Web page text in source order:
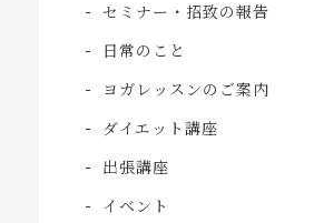
セミナー・招致の報告
日常のこと
ヨガレッスンのご案内
ダイエット講座
出張講座
イベント